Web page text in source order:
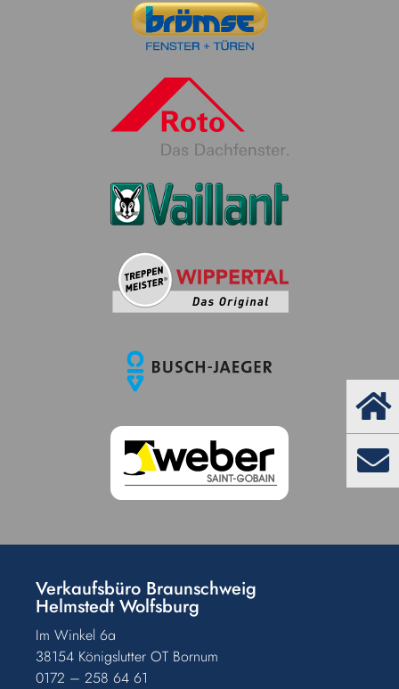
Verkaufsbüro Braunschweig
Helmstedt Wolfsburg
Im Winkel 6a
38154 Königslutter OT Bornum
0172 – 258 64 61